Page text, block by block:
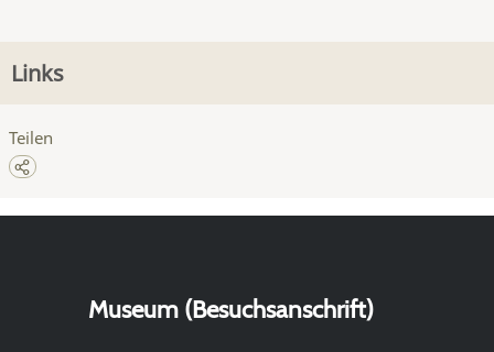
Links
Teilen
Museum (Besuchsanschrift)